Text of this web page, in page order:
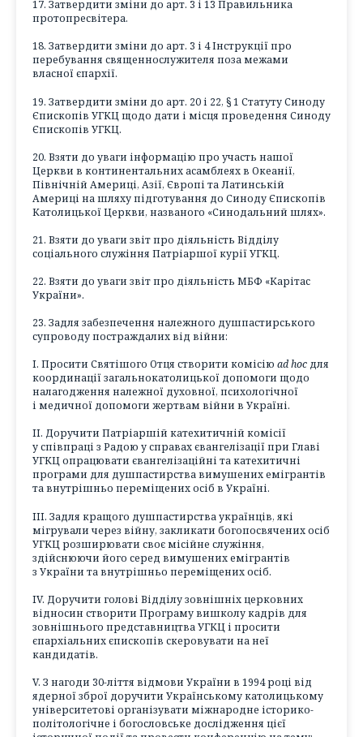
17. Затвердити зміни до арт. 3 і 13 Правильника
протопресвітера.
18. Затвердити зміни до арт. 3 і 4 Інструкції про
перебування священнослужителя поза межами
власної єпархії.
19. Затвердити зміни до арт. 20 і 22, § 1 Статуту Синоду
Єпископів УГКЦ щодо дати і місця проведення Синоду
Єпископів УГКЦ.
20. Взяти до уваги інформацію про участь нашої
Церкви в континентальних асамблеях в Океанії,
Північній Америці, Азії, Європі та Латинській
Америці на шляху підготування до Синоду Єпископів
Католицької Церкви, названого «Синодальний шлях».
21. Взяти до уваги звіт про діяльність Відділу
соціального служіння Патріаршої курії УГКЦ.
22. Взяти до уваги звіт про діяльність МБФ «Карітас
України».
23. Задля забезпечення належного душпастирського
супроводу постраждалих від війни:
I. Просити Святішого Отця створити комісію ad hoc для
координації загальнокатолицької допомоги щодо
налагодження належної духовної, психологічної
і медичної допомоги жертвам війни в Україні.
II. Доручити Патріаршій катехитичній комісії
у співпраці з Радою у справах євангелізації при Главі
УГКЦ опрацювати євангелізаційні та катехитичні
програми для душпастирства вимушених емігрантів
та внутрішньо переміщених осіб в Україні.
III. Задля кращого душпастирства українців, які
мігрували через війну, закликати богопосвячених осіб
УГКЦ розширювати своє місійне служіння,
здійснюючи його серед вимушених емігрантів
з України та внутрішньо переміщених осіб.
IV. Доручити голові Відділу зовнішніх церковних
відносин створити Програму вишколу кадрів для
зовнішнього представництва УГКЦ і просити
єпархіальних єпископів скеровувати на неї
кандидатів.
V. З нагоди 30-ліття відмови України в 1994 році від
ядерної зброї доручити Українському католицькому
університетові організувати міжнародне історико-
політологічне і богословське дослідження цієї